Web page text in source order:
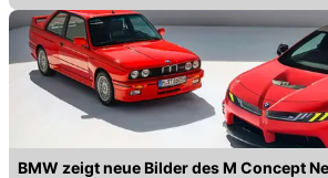
BMW zeigt neue Bilder des M Concept